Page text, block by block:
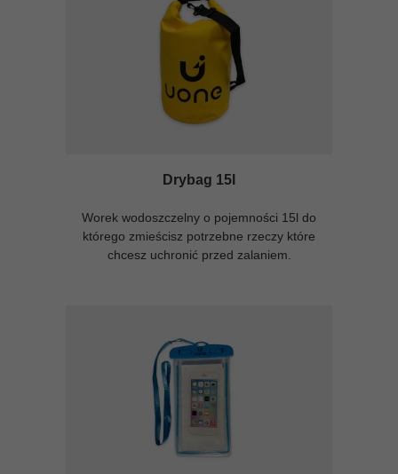
Drybag 15l
Worek wodoszczelny o pojemności 15l do
którego zmieścisz potrzebne rzeczy które
chcesz uchronić przed zalaniem.